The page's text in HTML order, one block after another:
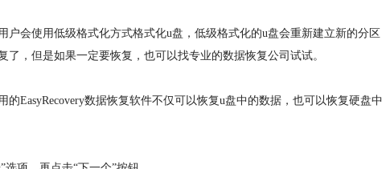
会使用低级格式化方式格式化u盘，低级格式化的u盘会重新建立新的分区
，但是如果一定要恢复，也可以找专业的数据恢复公司试试。
EasyRecovery数据恢复软件不仅可以恢复u盘中的数据，也可以恢复硬盘中